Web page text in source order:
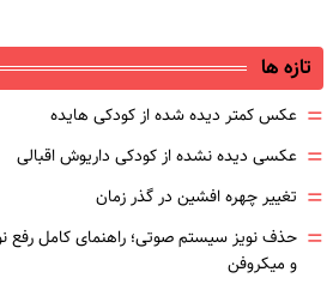
تازه ها
= عکس کمتر دیده شده از کودکی هایده
= عکسی دیده نشده از کودکی داریوش اقبالی
= تغییر چهره افشین در گذر زمان
= حذف نویز سیستم صوتی؛ راهنمای کامل رفع
و میکروفن